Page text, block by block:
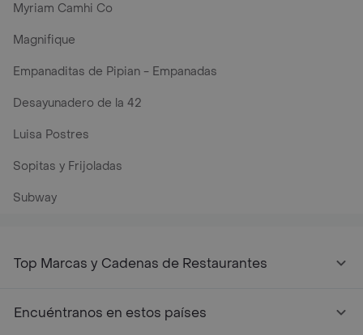
Myriam Camhi Co
Magnifique
Empanaditas de Pipian - Empanadas
Desayunadero de la 42
Luisa Postres
Sopitas y Frijoladas
Subway
Top Marcas y Cadenas de Restaurantes
Encuéntranos en estos países